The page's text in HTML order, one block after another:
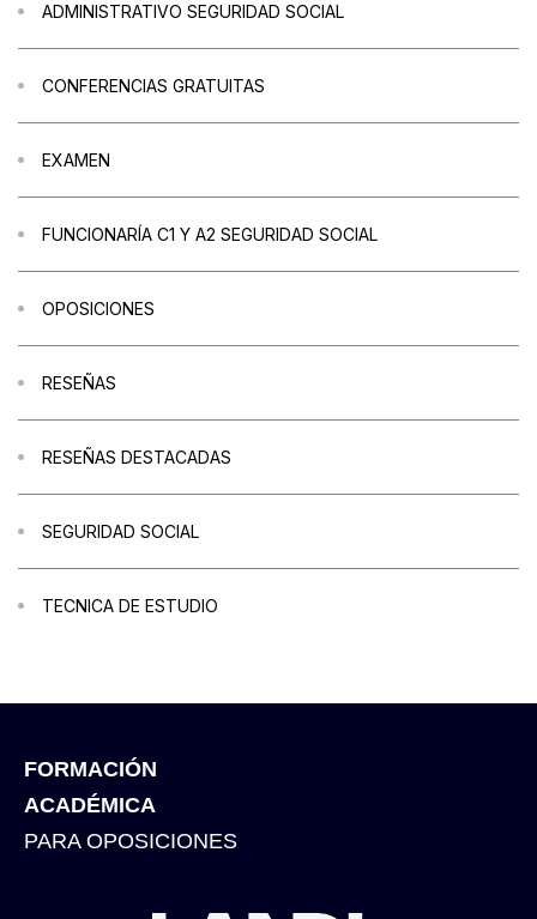
ADMINISTRATIVO SEGURIDAD SOCIAL
CONFERENCIAS GRATUITAS
EXAMEN
FUNCIONARÍA C1 Y A2 SEGURIDAD SOCIAL
OPOSICIONES
RESEÑAS
RESEÑAS DESTACADAS
SEGURIDAD SOCIAL
TECNICA DE ESTUDIO
FORMACIÓN
ACADÉMICA
PARA OPOSICIONES